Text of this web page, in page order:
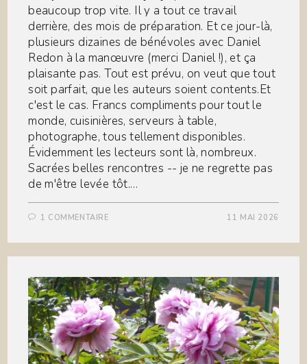
beaucoup trop vite. Il y a tout ce travail
derrière, des mois de préparation. Et ce jour-là,
plusieurs dizaines de bénévoles avec Daniel
Redon à la manœuvre (merci Daniel !), et ça
plaisante pas. Tout est prévu, on veut que tout
soit parfait, que les auteurs soient contents.Et
c'est le cas. Francs compliments pour tout le
monde, cuisinières, serveurs à table,
photographe, tous tellement disponibles.
Évidemment les lecteurs sont là, nombreux.
Sacrées belles rencontres -- je ne regrette pas
de m'être levée tôt.…
1 COMMENTAIRE 11 MAI 2026